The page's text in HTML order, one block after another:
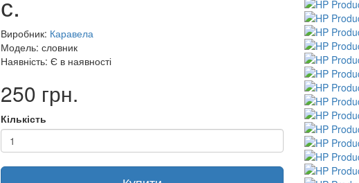
Виробник: Каравела
Модель: словник
Наявність: Є в наявності
250 грн.
Кількість